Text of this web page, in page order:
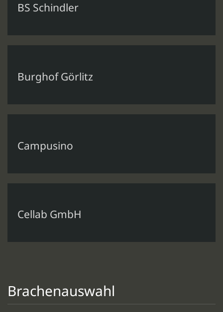
BS Schindler
Burghof Görlitz
Campusino
Cellab GmbH
Brachenauswahl